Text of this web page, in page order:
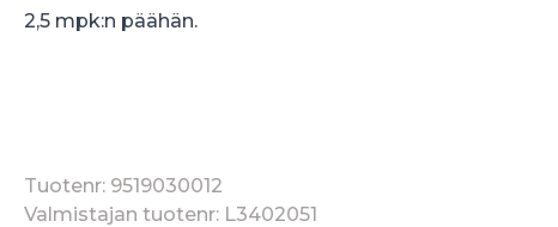
2,5 mpk:n päähän.
Tuotenr: 9519030012
Valmistajan tuotenr: L3402051